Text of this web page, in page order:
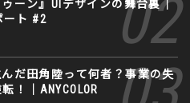
ーン』UIデザインの舞台裏｜
ート #2
んだ田角陸って何者？事業の失
！｜ANYCOLOR